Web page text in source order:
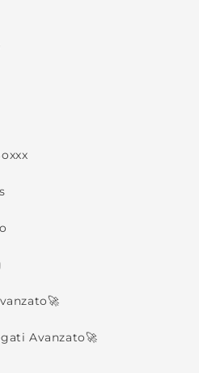
Avanzato🚀